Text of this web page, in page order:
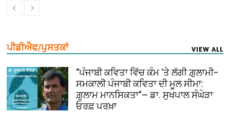
ਪੀਡੀਐਫ/ਪੁਸਤਕਾਂ VIEW ALL
“ਪੰਜਾਬੀ ਕਵਿਤਾ ਵਿੱਚ ਕੰਮ ‘ਤੇ ਲੱਗੀ ਗ਼ੁਲਾਮੀ–
ਸਮਕਾਲੀ ਪੰਜਾਬੀ ਕਵਿਤਾ ਦੀ ਮੂਲ ਸੀਮਾ:
ਗ਼ੁਲਾਮ ਮਾਨਸਿਕਤਾ”— ਡਾ. ਸੁਖਪਾਲ ਸੰਘੇੜਾ
ਓਰਫ਼ ਪਰਖ਼ਾ